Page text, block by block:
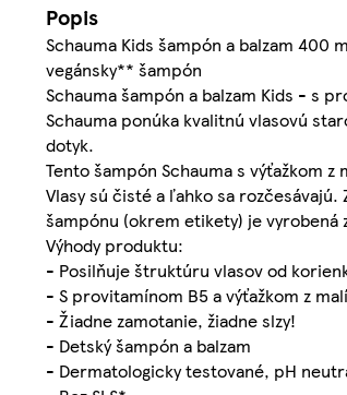
Popis
Schauma Kids šampón a balzam 400
vegánsky** šampón
Schauma šampón a balzam Kids - s
Schauma ponúka kvalitnú vlasovú
dotyk.
Tento šampón Schauma s výťažkom
Vlasy sú čisté a ľahko sa
šampónu (okrem etikety) je vyrobená
Výhody produktu:
- Posilňuje štruktúru vlasov od
- S provitamínom B5 a výťažkom z
- Žiadne zamotanie, žiadne slzy!
- Detský šampón a balzam
- Dermatologicky testované, pH